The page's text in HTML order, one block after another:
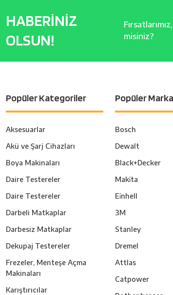
HABERİNİZ
OLSUN!
misiniz?
Popüler Kategoriler
Aksesuarlar
Akü ve Şarj Cihazları
Boya Makinaları
Daire Testereler
Daire Testereler
Darbeli Matkaplar
Darbesiz Matkaplar
Dekupaj Testereler
Frezeler, Menteşe Açma
Makinaları
Karıştırıcılar
Popüler
Bosch
Dewalt
Black+Decker
Maki̇ta
Ei̇nhell
3M
Stanley
Dremel
Attlas
Catpower